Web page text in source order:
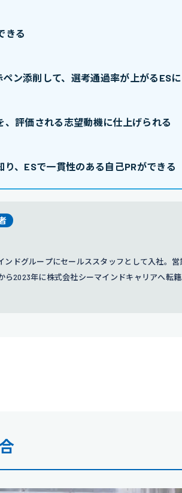
きる
ン添削して、選考通過率が上がるESに
評価される志望動機に仕上げられる
、ESで一貫性のある自己PRができる
ンドグループにセールススタッフとして入社。
ら2023年に株式会社シーマインドキャリアへ転